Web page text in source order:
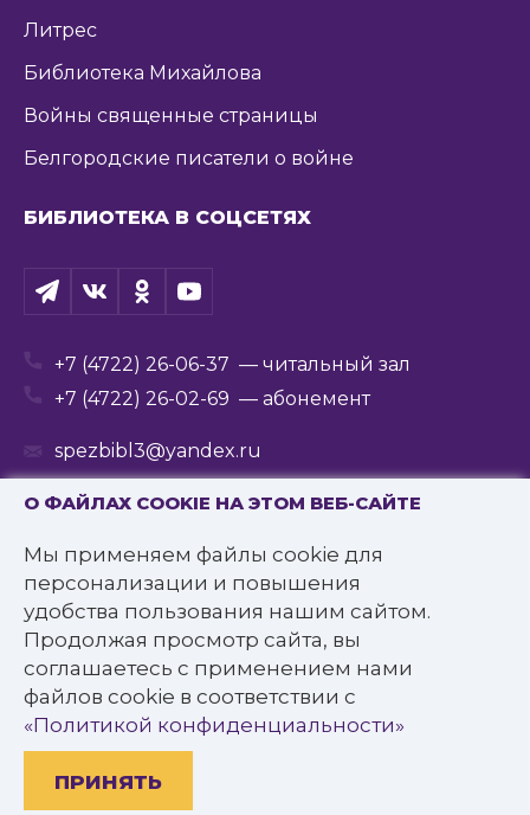
О ФАЙЛАХ COOKIE НА ЭТОМ ВЕБ-САЙТЕ
Мы применяем файлы cookie для
персонализации и повышения
удобства пользования нашим сайтом.
Продолжая просмотр сайта, вы
соглашаетесь с применением нами
файлов cookie в соответствии с
«Политикой конфиденциальности»
ПРИНЯТЬ
Литрес
Библиотека Михайлова
Войны священные страницы
Белгородские писатели о войне
БИБЛИОТЕКА В СОЦСЕТЯХ
+7 (4722) 26-06-37 — читальный зал
+7 (4722) 26-02-69 — абонемент
spezbibl3@yandex.ru
© 2016—2022 Государственное бюджетное
учреждение культуры
«Белгородская государственная специальная
библиотека для слепых им. В.Я. Ерошенко».
Все права защищены.
Политика конфиденциальности
Разработано: